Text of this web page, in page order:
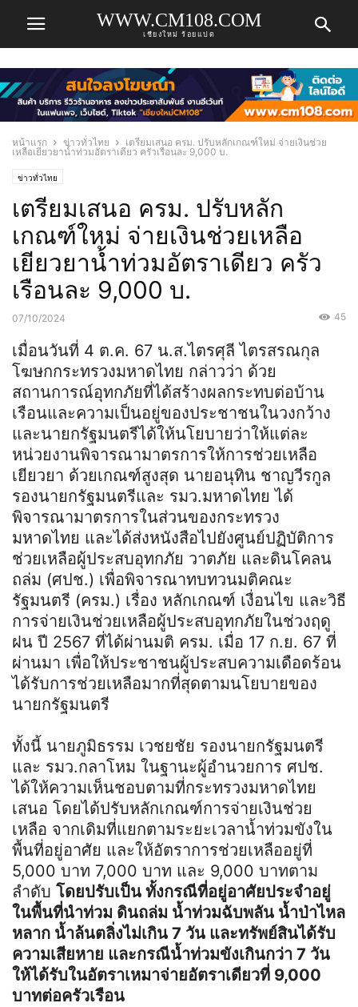
WWW.CM108.COM
เชียงใหม่ ร้อยแปด
หน้าแรก ข่าวทั่วไทย
เตรียมเสนอ ครม. ปรับหลักเกณฑ์ใหม่ จ่ายเงินช่วย
เหลือเยียวยาน้ำท่วมอัตราเดียว ครัวเรือนละ 9,000 บ.
ข่าวทั่วไทย
เตรียมเสนอ ครม. ปรับหลัก
เกณฑ์ใหม่ จ่ายเงินช่วยเหลือ
เยียวยาน้ำท่วมอัตราเดียว ครัว
เรือนละ 9,000 บ.
07/10/2024 45
เมื่อนวันที่ 4 ต.ค. 67 น.ส.ไตรศุลี ไตรสรณกุล
โฆษกกระทรวงมหาดไทย กล่าวว่า ด้วย
สถานการณ์อุทกภัยที่ได้สร้างผลกระทบต่อบ้าน
เรือนและความเป็นอยู่ของประชาชนในวงกว้าง
และนายกรัฐมนตรีได้ให้นโยบายว่าให้แต่ละ
หน่วยงานพิจารณามาตรการให้การช่วยเหลือ
เยียวยา ด้วยเกณฑ์สูงสุด นายอนุทิน ชาญวีรกูล
รองนายกรัฐมนตรีและ รมว.มหาดไทย ได้
พิจารณามาตรการในส่วนของกระทรวง
มหาดไทย และได้ส่งหนังสือไปยังศูนย์ปฏิบัติการ
ช่วยเหลือผู้ประสบอุทกภัย วาตภัย และดินโคลน
ถล่ม (ศปช.) เพื่อพิจารณาทบทวนมติคณะ
รัฐมนตรี (ครม.) เรื่อง หลักเกณฑ์ เงื่อนไข และวิธี
การจ่ายเงินช่วยเหลือผู้ประสบอุทกภัยในช่วงฤดู
ฝน ปี 2567 ที่ได้ผ่านมติ ครม. เมื่อ 17 ก.ย. 67 ที่
ผ่านมา เพื่อให้ประชาชนผู้ประสบความเดือดร้อน
ได้รับการช่วยเหลือมากที่สุดตามนโยบายของ
นายกรัฐมนตรี
ทั้งนี้ นายภูมิธรรม เวชยชัย รองนายกรัฐมนตรี
และ รมว.กลาโหม ในฐานะผู้อำนวยการ ศปช.
ได้ให้ความเห็นชอบตามที่กระทรวงมหาดไทย
เสนอ โดยได้ปรับหลักเกณฑ์การจ่ายเงินช่วย
เหลือ จากเดิมที่แยกตามระยะเวลาน้ำท่วมขังใน
พื้นที่อยู่อาศัย และให้อัตราการช่วยเหลืออยู่ที่
5,000 บาท 7,000 บาท และ 9,000 บาทตาม
ลำดับ โดยปรับเป็น ทั้งกรณีที่อยู่อาศัยประจำอยู่
ในพื้นที่นำท่วม ดินถล่ม น้ำท่วมฉับพลัน น้ำป่าไหล
หลาก น้ำล้นตลิ่งไม่เกิน 7 วัน และทรัพย์สินได้รับ
ความเสียหาย และกรณีน้ำท่วมขังเกินกว่า 7 วัน
ให้ได้รับในอัตราเหมาจ่ายอัตราเดียวที่ 9,000
บาทต่อครัวเรือน